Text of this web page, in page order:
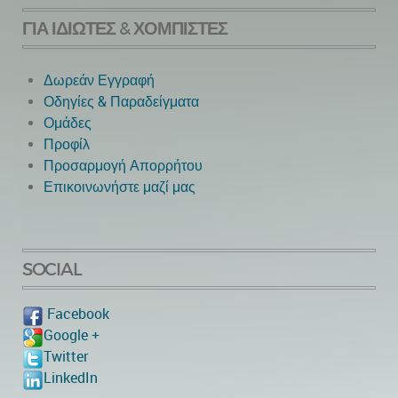
ΓΙΑ ΙΔΙΏΤΕΣ & ΧΟΜΠΊΣΤΕΣ
Δωρεάν Εγγραφή
Οδηγίες & Παραδείγματα
Ομάδες
Προφίλ
Προσαρμογή Απορρήτου
Επικοινωνήστε μαζί μας
SOCIAL
Facebook
Google +
Twitter
LinkedIn